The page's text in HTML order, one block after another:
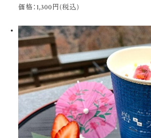
価格：1,300円(税込)